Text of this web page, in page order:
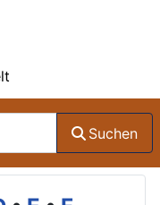
Suchen